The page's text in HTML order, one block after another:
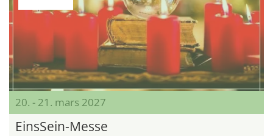
20. - 21. mars 2027
EinsSein-Messe